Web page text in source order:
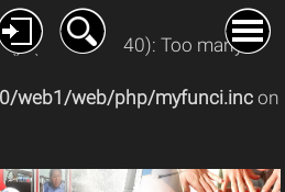
(08004/1040): Too many
web1/web/php/myfunci.inc on